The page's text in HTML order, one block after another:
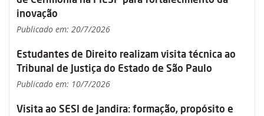
inovação
Publicado em: 20/7/2026
Estudantes de Direito realizam visita técnica ao
Tribunal de Justiça do Estado de São Paulo
Publicado em: 10/7/2026
Visita ao SESI de Jandira: formação, propósito e